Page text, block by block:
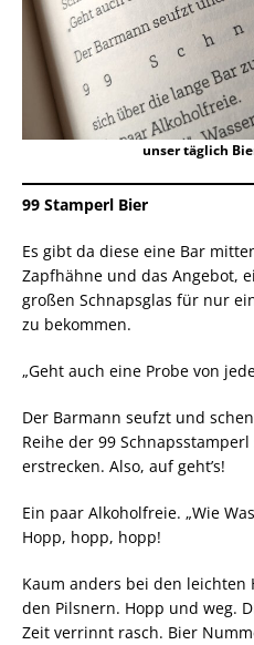
unser täglich
99 Stamperl Bier
Es gibt da diese eine Bar
Zapfhähne und das Angebot,
großen Schnapsglas für nur
zu bekommen.
„Geht auch eine Probe von
Der Barmann seufzt und
Reihe der 99
erstrecken. Also, auf geht’s!
Ein paar Alkoholfreie. „Wie
Hopp, hopp, hopp!
Kaum anders bei den
den Pilsnern. Hopp und weg.
Zeit verrinnt rasch. Bier